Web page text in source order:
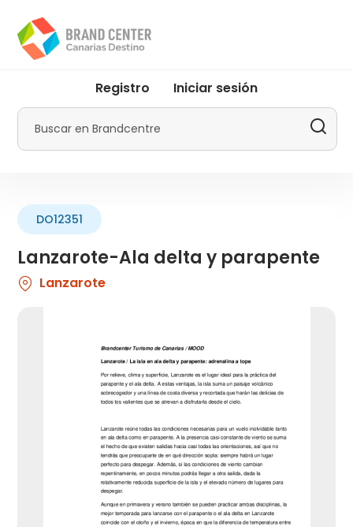
contenido
principal
menu
Promotur
Registro Iniciar sesión
Buscar
Lanzarote-Ala delta y parapente
DO12351
Lanzarote